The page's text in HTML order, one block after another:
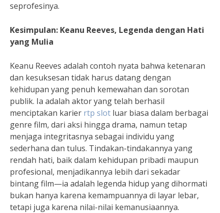
seprofesinya.
Kesimpulan: Keanu Reeves, Legenda dengan Hati
yang Mulia
Keanu Reeves adalah contoh nyata bahwa ketenaran
dan kesuksesan tidak harus datang dengan
kehidupan yang penuh kemewahan dan sorotan
publik. Ia adalah aktor yang telah berhasil
menciptakan karier rtp slot luar biasa dalam berbagai
genre film, dari aksi hingga drama, namun tetap
menjaga integritasnya sebagai individu yang
sederhana dan tulus. Tindakan-tindakannya yang
rendah hati, baik dalam kehidupan pribadi maupun
profesional, menjadikannya lebih dari sekadar
bintang film—ia adalah legenda hidup yang dihormati
bukan hanya karena kemampuannya di layar lebar,
tetapi juga karena nilai-nilai kemanusiaannya.